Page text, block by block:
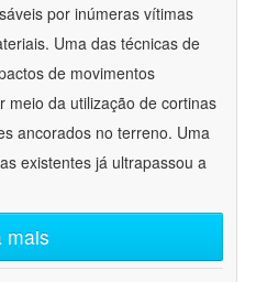
por inúmeras vítimas
Uma das técnicas de
de movimentos
meio da utilização de cortinas
ancorados no terreno. Uma
existentes já ultrapassou a
mais